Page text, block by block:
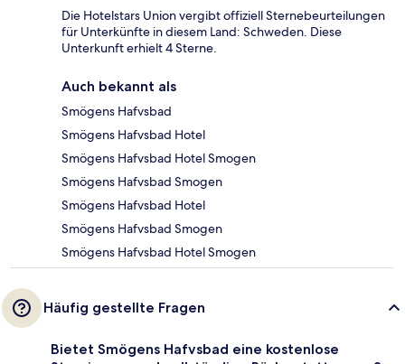
Die Hotelstars Union vergibt offiziell Sternebeurteilungen
für Unterkünfte in diesem Land: Schweden. Diese
Unterkunft erhielt 4 Sterne.
Auch bekannt als
Smögens Hafvsbad
Smögens Hafvsbad Hotel
Smögens Hafvsbad Hotel Smogen
Smögens Hafvsbad Smogen
Smögens Hafvsbad Hotel
Smögens Hafvsbad Smogen
Smögens Hafvsbad Hotel Smogen
Häufig gestellte Fragen
Bietet Smögens Hafvsbad eine kostenlose